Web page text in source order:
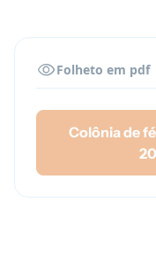
Folheto em pdf
Colônia de